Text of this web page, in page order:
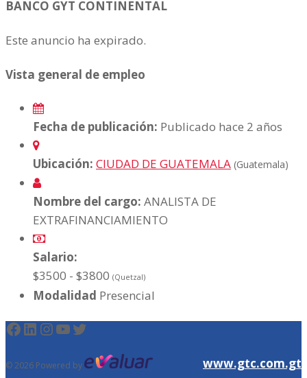
BANCO GYT CONTINENTAL
Este anuncio ha expirado.
Vista general de empleo
Fecha de publicación: Publicado hace 2 años
Ubicación: CIUDAD DE GUATEMALA (Guatemala)
Nombre del cargo: ANALISTA DE
EXTRAFINANCIAMIENTO
Salario:
$3500 - $3800 (Quetzal)
Modalidad Presencial
Facebook
LinkedIn
Instagram
YouTube
Twitter
www.gtc.com.gt
© 2026 Powered by